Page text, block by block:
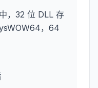
，32 位 DLL 存
，64